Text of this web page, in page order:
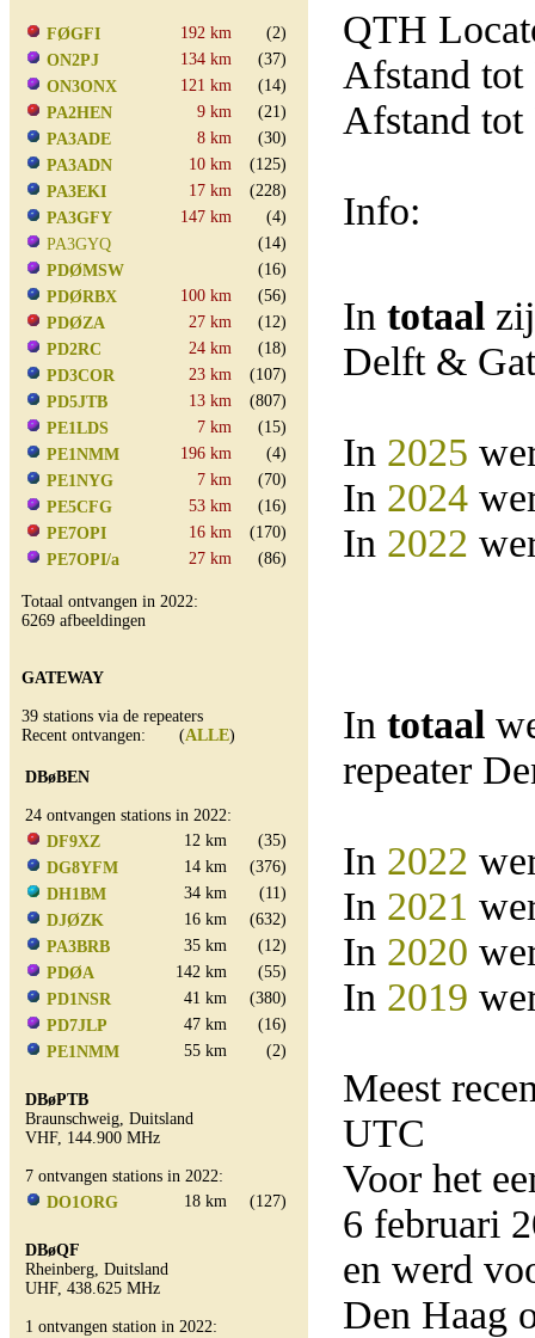
FØGFI 192 km
(2)
ON2PJ
134 km
(37)
ON3ONX
121 km
(14)
PA2HEN
9 km
(21)
PA3ADE
8 km
(30)
PA3ADN
10 km
(125)
PA3EKI
17 km
(228)
PA3GFY
147 km
(4)
PA3GYQ
(14)
PDØMSW
(16)
PDØRBX
100 km
(56)
PDØZA
27 km
(12)
PD2RC
24 km
(18)
PD3COR
23 km
(107)
PD5JTB
13 km
(807)
PE1LDS
7 km
(15)
PE1NMM
196 km
(4)
PE1NYG
7 km
(70)
PE5CFG
53 km
(16)
PE7OPI
16 km
(170)
PE7OPI/a
27 km (86)
Totaal ontvangen in 2022:
6269 afbeeldingen
GATEWAY
39 stations via de repeaters
Recent ontvangen: (ALLE)
DBøBEN
24 ontvangen stations in 2022:
DF9XZ
12 km
(35)
DG8YFM
14 km
(376)
DH1BM
34 km
(11)
DJØZK
16 km
(632)
PA3BRB
35 km
(12)
PDØA
142 km
(55)
PD1NSR
41 km
(380)
PD7JLP
47 km
(16)
PE1NMM
55 km (2)
DBøPTB
Braunschweig, Duitsland
VHF, 144.900 MHz
7 ontvangen stations in 2022:
DO1ORG
18 km (127)
DBøQF
Rheinberg, Duitsland
UHF, 438.625 MHz
1 ontvangen station in 2022:
QTH
Afstand tot
Afstand tot
Info:
In totaal
Delft &
In 2025
In 2024
In 2022
In totaal
repeater
In 2022
In 2021
In 2020
In 2019
Meest
UTC
Voor het
6 februari
en werd
Den Haag